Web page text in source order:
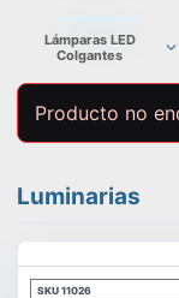
Lámparas LED
Colgantes
Producto no
Luminarias
SKU 11026